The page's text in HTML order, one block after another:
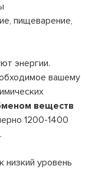
пищеварение,
энергии.
вашему
веществ
1200-1400
уровень